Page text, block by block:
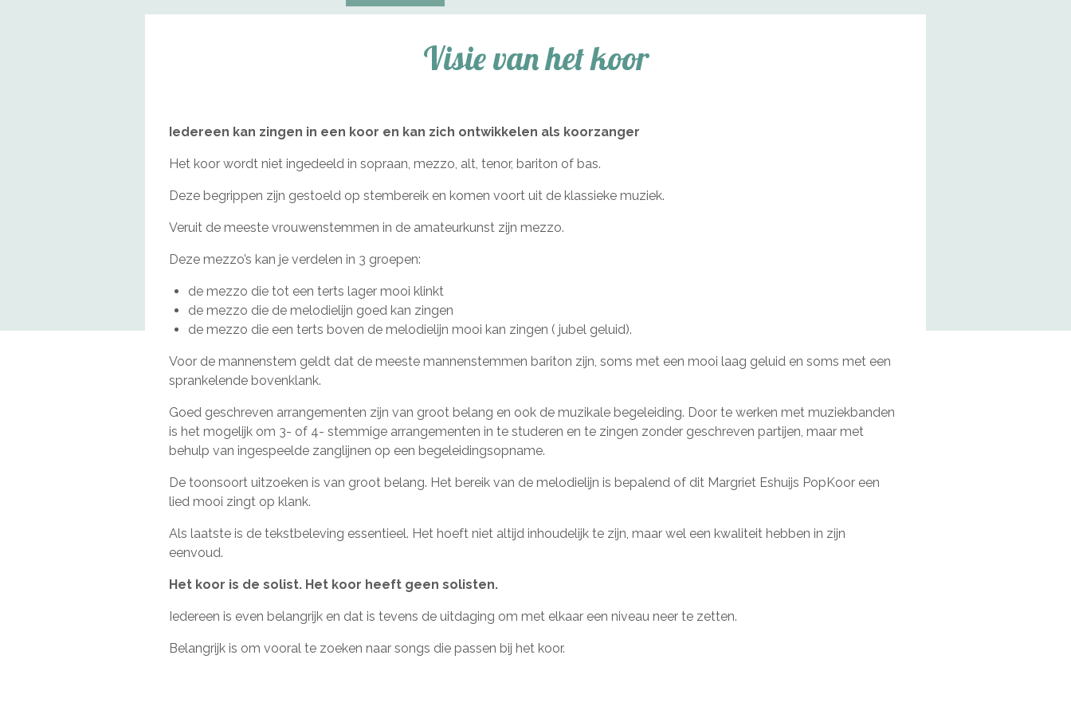
Visie van het koor
Iedereen kan zingen in een koor en kan zich ontwikkelen als koorzanger
Het koor wordt niet ingedeeld in sopraan, mezzo, alt, tenor, bariton of bas.
Deze begrippen zijn gestoeld op stembereik en komen voort uit de klassieke muziek.
Veruit de meeste vrouwenstemmen in de amateurkunst zijn mezzo.
Deze mezzo’s kan je verdelen in 3 groepen:
de mezzo die tot een terts lager mooi klinkt
de mezzo die de melodielijn goed kan zingen
de mezzo die een terts boven de melodielijn mooi kan zingen ( jubel geluid).
Voor de mannenstem geldt dat de meeste mannenstemmen bariton zijn, soms met een mooi laag geluid en soms met een
sprankelende bovenklank.
Goed geschreven arrangementen zijn van groot belang en ook de muzikale begeleiding. Door te werken met muziekbanden
is het mogelijk om 3- of 4- stemmige arrangementen in te studeren en te zingen zonder geschreven partijen, maar met
behulp van ingespeelde zanglijnen op een begeleidingsopname.
De toonsoort uitzoeken is van groot belang. Het bereik van de melodielijn is bepalend of dit Margriet Eshuijs PopKoor een
lied mooi zingt op klank.
Als laatste is de tekstbeleving essentieel. Het hoeft niet altijd inhoudelijk te zijn, maar wel een kwaliteit hebben in zijn
eenvoud.
Het koor is de solist. Het koor heeft geen solisten.
Iedereen is even belangrijk en dat is tevens de uitdaging om met elkaar een niveau neer te zetten.
Belangrijk is om vooral te zoeken naar songs die passen bij het koor.